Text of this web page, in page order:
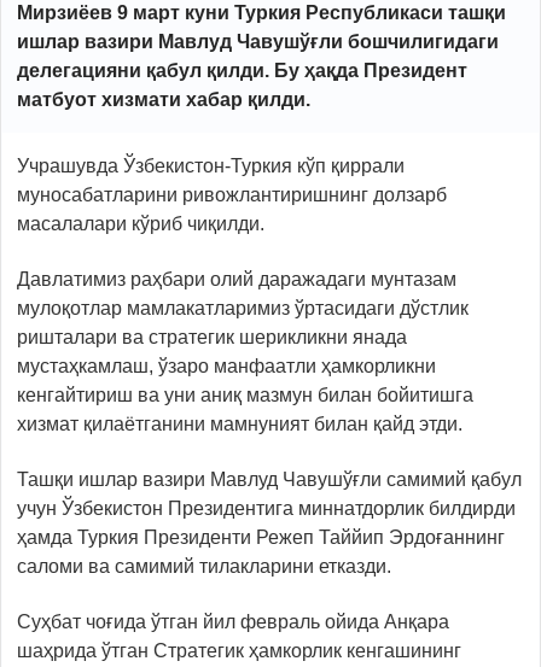
Мирзиёев 9 март куни Туркия Республикаси ташқи
ишлар вазири Мавлуд Чавушўғли бошчилигидаги
делегацияни қабул қилди. Бу ҳақда Президент
матбуот хизмати хабар қилди.
Учрашувда Ўзбекистон-Туркия кўп қиррали
муносабатларини ривожлантиришнинг долзарб
масалалари кўриб чиқилди.
Давлатимиз раҳбари олий даражадаги мунтазам
мулоқотлар мамлакатларимиз ўртасидаги дўстлик
ришталари ва стратегик шерикликни янада
мустаҳкамлаш, ўзаро манфаатли ҳамкорликни
кенгайтириш ва уни аниқ мазмун билан бойитишга
хизмат қилаётганини мамнуният билан қайд этди.
Ташқи ишлар вазири Мавлуд Чавушўғли самимий қабул
учун Ўзбекистон Президентига миннатдорлик билдирди
ҳамда Туркия Президенти Режеп Таййип Эрдоғаннинг
саломи ва самимий тилакларини етказди.
Суҳбат чоғида ўтган йил февраль ойида Анқара
шаҳрида ўтган Стратегик ҳамкорлик кенгашининг